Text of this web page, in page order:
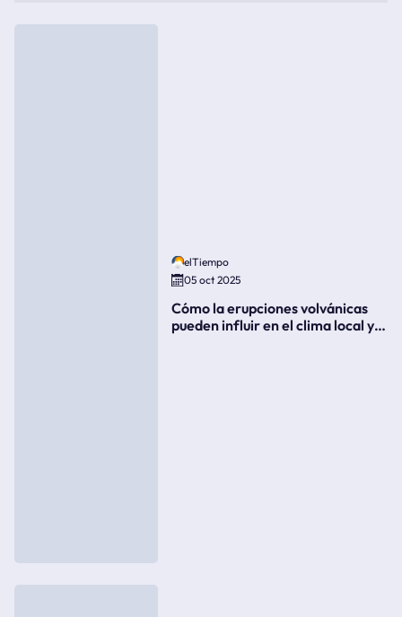
elTiempo
05 oct 2025
Cómo la erupciones volvánicas
pueden influir en el clima local y